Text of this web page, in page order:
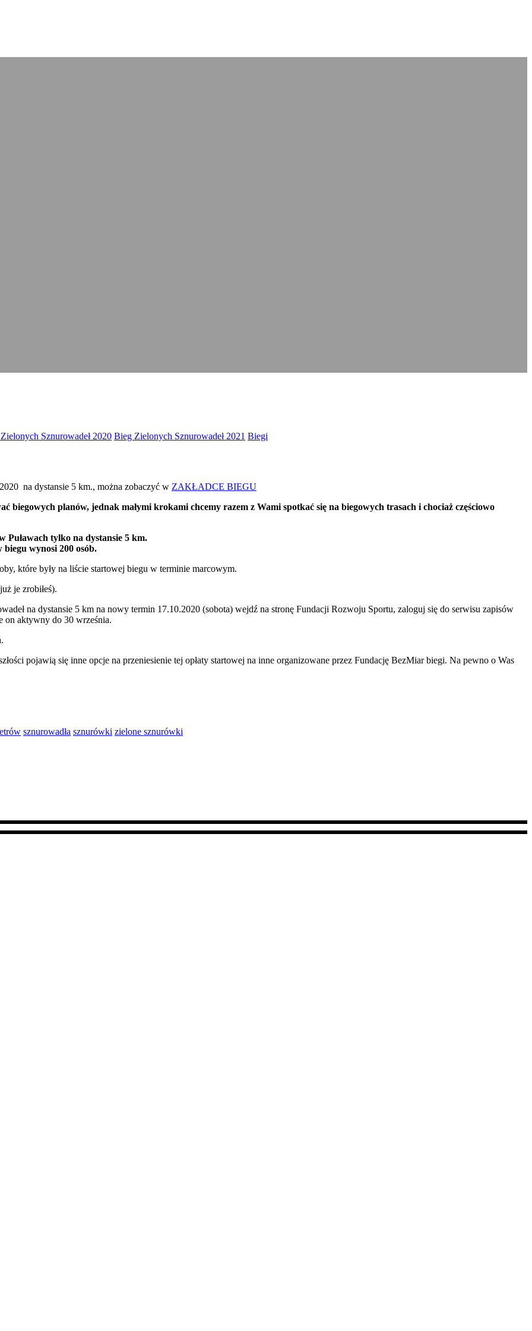
Sznurowadeł 2020 Bieg Zielonych Sznurowadeł 2021 Biegi
na dystansie 5 km., można zobaczyć w ZAKŁADCE BIEGU
biegowych planów, jednak małymi krokami chcemy razem z Wami spotkać się na biegowych trasach i chociaż częściowo
Puławach tylko na dystansie 5 km.
wynosi 200 osób.
które były na liście startowej biegu w terminie marcowym.
je zrobiłeś).
na dystansie 5 km na nowy termin 17.10.2020 (sobota) wejdź na stronę Fundacji Rozwoju Sportu, zaloguj się do serwisu zapisów
on aktywny do 30 września.
pojawią się inne opcje na przeniesienie tej opłaty startowej na inne organizowane przez Fundację BezMiar biegi. Na pewno o Was
sznurowadła sznurówki zielone sznurówki